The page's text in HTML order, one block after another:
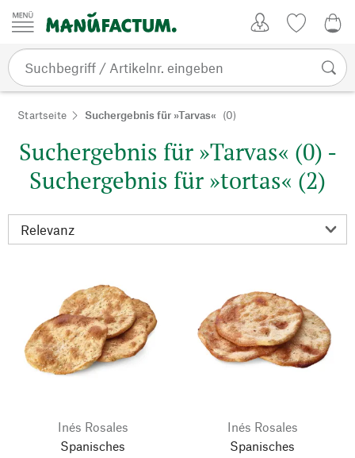
Zum Inhalt springen
Startseite Suchergebnis für »Tarvas« (0)
Suchergebnis für »Tarvas« (0) -
Suchergebnis für »tortas« (2)
Inés Rosales
Spanisches
Inés Rosales
Spanisches